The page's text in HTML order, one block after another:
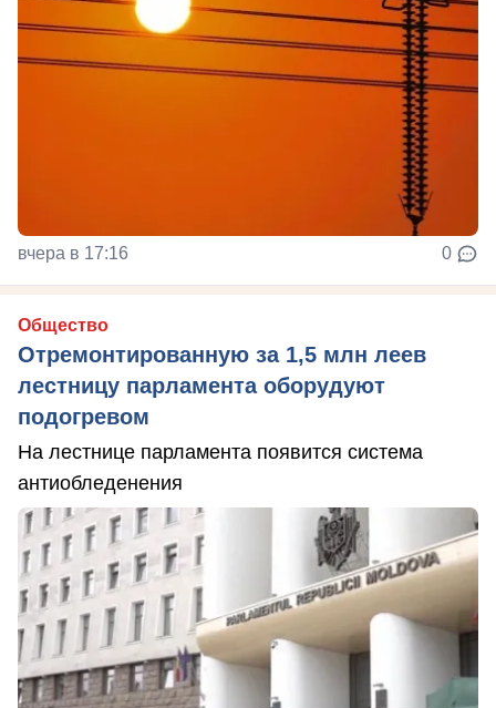
вчера в 17:16 0
Общество
Отремонтированную за 1,5 млн леев
лестницу парламента оборудуют
подогревом
На лестнице парламента появится система
антиобледенения